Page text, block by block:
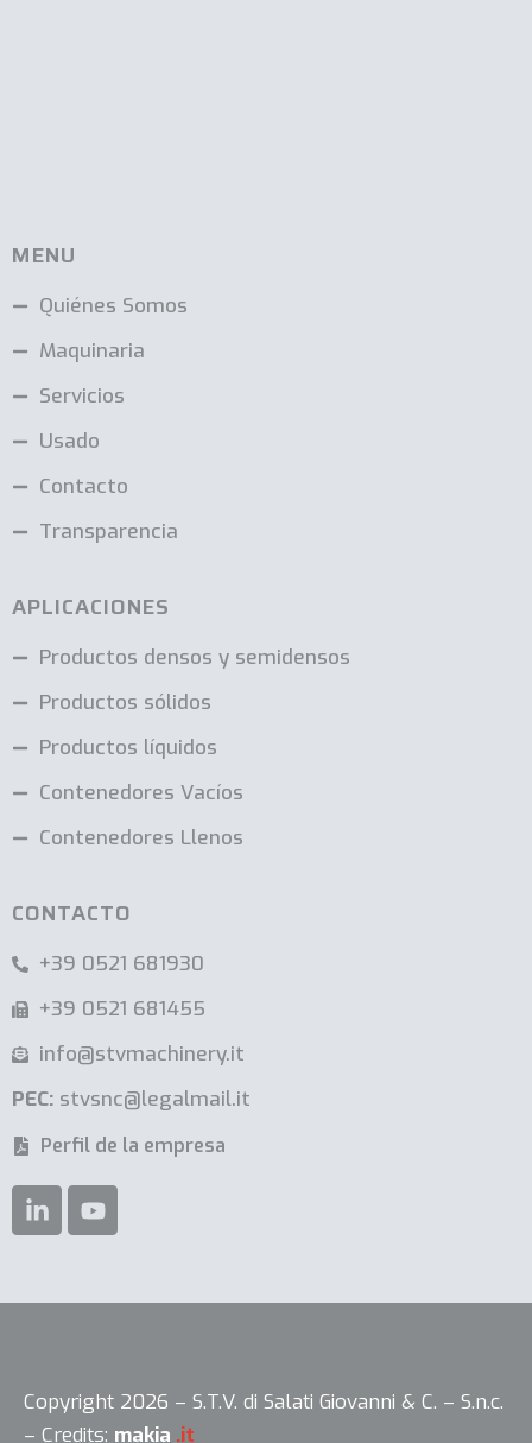
MENU
Quiénes Somos
Maquinaria
Servicios
Usado
Contacto
Transparencia
APLICACIONES
Productos densos y semidensos
Productos sólidos
Productos líquidos
Contenedores Vacíos
Contenedores Llenos
CONTACTO
+39 0521 681930
+39 0521 681455
info@stvmachinery.it
PEC: stvsnc@legalmail.it
Perfil de la empresa
Copyright 2026 – S.T.V. di Salati Giovanni & C. – S.n.c.
– Credits: makia .it
Sus opciones de privacidad